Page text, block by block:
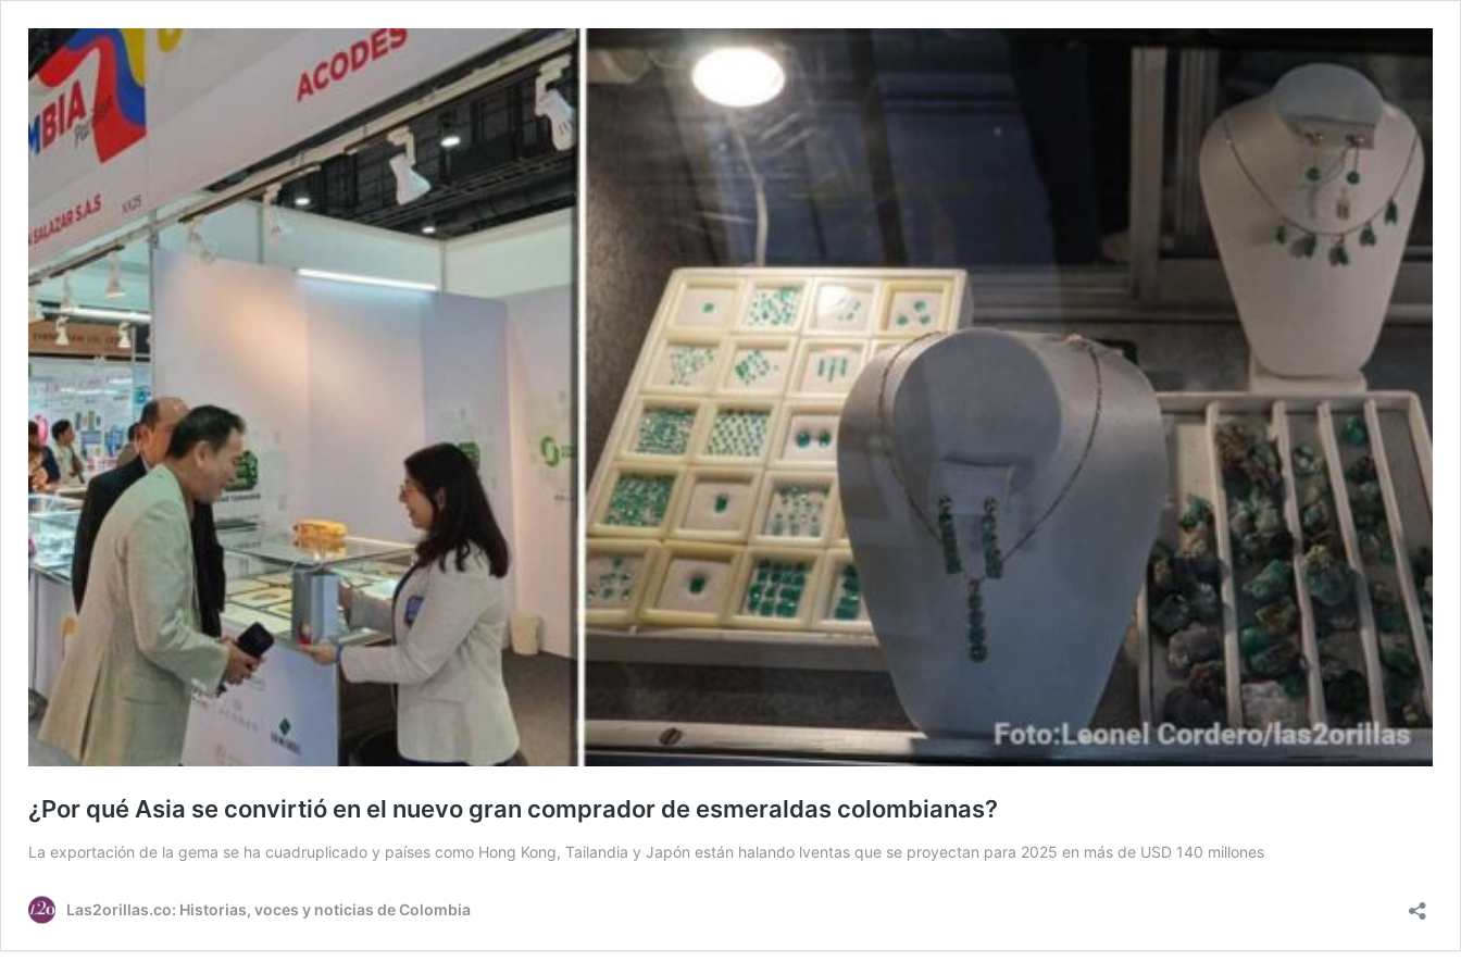
¿Por qué Asia se convirtió en el nuevo gran comprador de esmeraldas colombianas?
La exportación de la gema se ha cuadruplicado y países como Hong Kong, Tailandia y Japón están halando lventas que se proyectan para 2025 en más de USD 140 millones
Las2orillas.co: Historias, voces y noticias de Colombia